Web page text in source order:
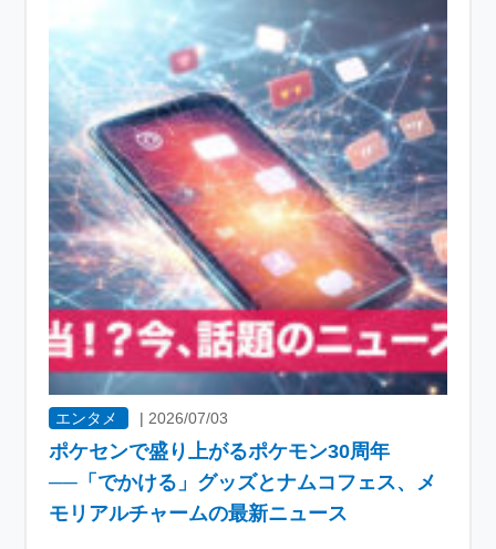
エンタメ | 2026/07/03
ポケセンで盛り上がるポケモン30周年
──「でかける」グッズとナムコフェス、メ
モリアルチャームの最新ニュース